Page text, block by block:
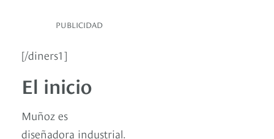
PUBLICIDAD
[/diners1]
El inicio
Muñoz es
diseñadora industrial.